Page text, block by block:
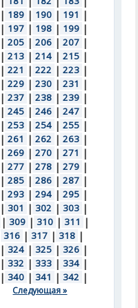
| 189 | 190 | 191 |
| 197 | 198 | 199 |
| 205 | 206 | 207 |
| 213 | 214 | 215 |
| 221 | 222 | 223 |
| 229 | 230 | 231 |
| 237 | 238 | 239 |
| 245 | 246 | 247 |
| 253 | 254 | 255 |
| 261 | 262 | 263 |
| 269 | 270 | 271 |
| 277 | 278 | 279 |
| 285 | 286 | 287 |
| 293 | 294 | 295 |
| 301 | 302 | 303 |
| 309 | 310 | 311 |
316 | 317 | 318 |
| 324 | 325 | 326 |
| 332 | 333 | 334 |
| 340 | 341 | 342 |
Следующая »